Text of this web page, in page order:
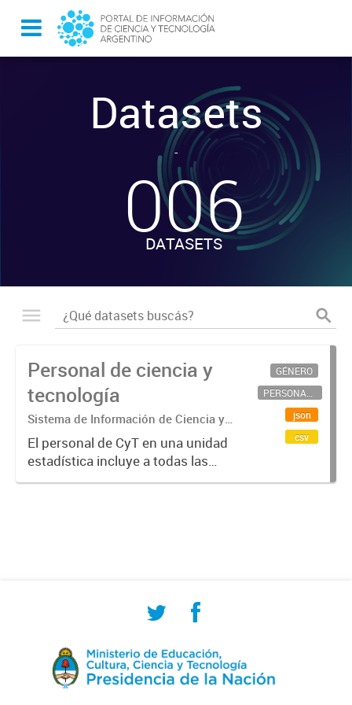
Datasets
-
006
DATASETS
Personal de ciencia y
tecnología
Sistema de Información de Ciencia y
Tecnología Argentino (SICYTAR)
El personal de CyT en una unidad
estadística incluye a todas las
personas involucradas
GÉNERO
PERSONAL CIENTÍFICO-TECNOLÓGICO
json
csv